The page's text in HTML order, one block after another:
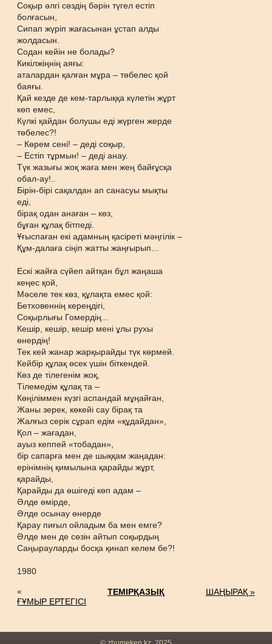
Соқыр әлгі сөздің бәрін түгел естіп
болғасын,
Сипап жүріп жағасынан ұстап алды
жолдасын.
Содан кейін не болады?
Кикілжіңнің аяғы:
аталардан қалған мұра – төбелес қой
баяғы.
Қай кезде де кем-тарлыққа күлетін жұрт
көп емес,
Күлкі қайдан болушы еді жүрген жерде
төбелес?!
– Көрем сені! – деді соқыр,
– Естіп тұрмын! – деді анау.
Түк жазығы жоқ жаға мен жең байғұсқа
обал-ау!..
Бірін-бірі сақалдан ап санасуы мықты
еді,
бірақ одан анаған – көз,
бұған құлақ бітпеді.
Ұғыспаған екі адамның қасіреті мәңгілік –
Құм-далаға сіңіп жатты жаңғырып...
Ескі жайға сүйеп айтқан бұл жаңаша
кеңес қой,
Мәселе тек көз, құлақта емес қой:
Бетховеннің кереңдігі,
Соқырлығы Гомердің...
Кешір, кешір, кешір мені ұлы рухы
өнердің!
Тек кей жанар жарқырайды түк көрмей.
Кейбір құлақ өсек үшін біткендей.
Көз де тілегенім жоқ,
Тілемедім құлақ та –
Көңіліммен күзгі аспандай мұңайған,
Жаны зерек, көкейі сау бірақ та
Жалғыз серік сұрап едім «құдайдан»,
Қол – жағадан,
ауыз кеппей «тобадан»,
бір сапарға мен де шыққам жаңадан:
ерінімнің қимылына қарайды жұрт,
қарайды,
Қарайды да өшігеді көп адам –
Әлде өмірде,
Әлде осынау өнерде
Қарау пиғыл ойладым ба мен емге?
Әлде мен де сөзін айтып соқырдың
Саңырауларды босқа қинап келем бе?!
1980
«
ҒҰМЫР ЕРТЕГІСІ
ТЕМІРҚАЗЫҚ ШАҢЫРАҚ »